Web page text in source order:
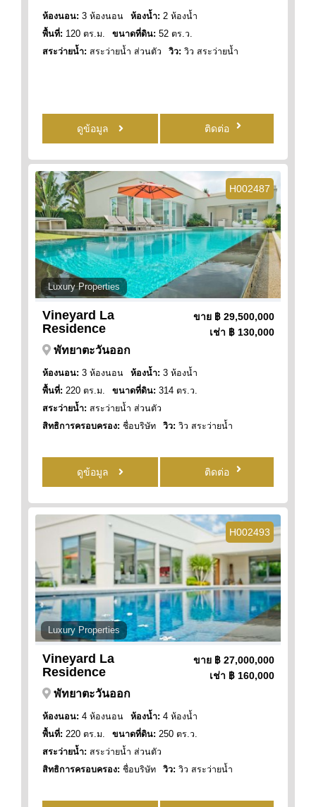
ห้องนอน: 3 ห้องนอน ห้องน้ำ: 2 ห้องน้ำ
พื้นที่: 120 ตร.ม. ขนาดที่ดิน: 52 ตร.ว.
สระว่ายน้ำ: สระว่ายน้ำ ส่วนตัว วิว: วิว สระว่ายน้ำ
ดูข้อมูล ติดต่อ
H002487
Luxury Properties
Vineyard La
Residence
ขาย ฿ 29,500,000
เช่า ฿ 130,000
พัทยาตะวันออก
ห้องนอน: 3 ห้องนอน ห้องน้ำ: 3 ห้องน้ำ
พื้นที่: 220 ตร.ม. ขนาดที่ดิน: 314 ตร.ว.
สระว่ายน้ำ: สระว่ายน้ำ ส่วนตัว
สิทธิการครอบครอง: ชื่อบริษัท วิว: วิว สระว่ายน้ำ
ดูข้อมูล ติดต่อ
H002493
Luxury Properties
Vineyard La
Residence
ขาย ฿ 27,000,000
เช่า ฿ 160,000
พัทยาตะวันออก
ห้องนอน: 4 ห้องนอน ห้องน้ำ: 4 ห้องน้ำ
พื้นที่: 220 ตร.ม. ขนาดที่ดิน: 250 ตร.ว.
สระว่ายน้ำ: สระว่ายน้ำ ส่วนตัว
สิทธิการครอบครอง: ชื่อบริษัท วิว: วิว สระว่ายน้ำ